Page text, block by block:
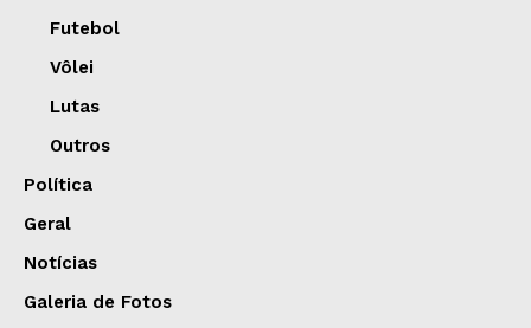
Futebol
Vôlei
Lutas
Outros
Política
Geral
Notícias
Galeria de Fotos